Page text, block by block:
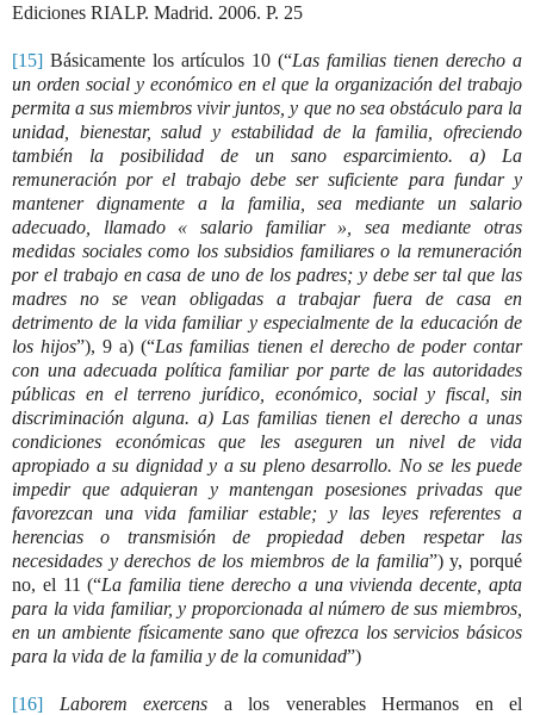
Ediciones RIALP. Madrid. 2006. P. 25
[15] Básicamente los artículos 10 (“Las familias tienen derecho a
un orden social y económico en el que la organización del trabajo
permita a sus miembros vivir juntos, y que no sea obstáculo para la
unidad, bienestar, salud y estabilidad de la familia, ofreciendo
también la posibilidad de un sano esparcimiento. a) La
remuneración por el trabajo debe ser suficiente para fundar y
mantener dignamente a la familia, sea mediante un salario
adecuado, llamado « salario familiar », sea mediante otras
medidas sociales como los subsidios familiares o la remuneración
por el trabajo en casa de uno de los padres; y debe ser tal que las
madres no se vean obligadas a trabajar fuera de casa en
detrimento de la vida familiar y especialmente de la educación de
los hijos”), 9 a) (“Las familias tienen el derecho de poder contar
con una adecuada política familiar por parte de las autoridades
públicas en el terreno jurídico, económico, social y fiscal, sin
discriminación alguna. a) Las familias tienen el derecho a unas
condiciones económicas que les aseguren un nivel de vida
apropiado a su dignidad y a su pleno desarrollo. No se les puede
impedir que adquieran y mantengan posesiones privadas que
favorezcan una vida familiar estable; y las leyes referentes a
herencias o transmisión de propiedad deben respetar las
necesidades y derechos de los miembros de la familia”) y, porqué
no, el 11 (“La familia tiene derecho a una vivienda decente, apta
para la vida familiar, y proporcionada al número de sus miembros,
en un ambiente físicamente sano que ofrezca los servicios básicos
para la vida de la familia y de la comunidad”)
[16] Laborem exercens a los venerables Hermanos en el